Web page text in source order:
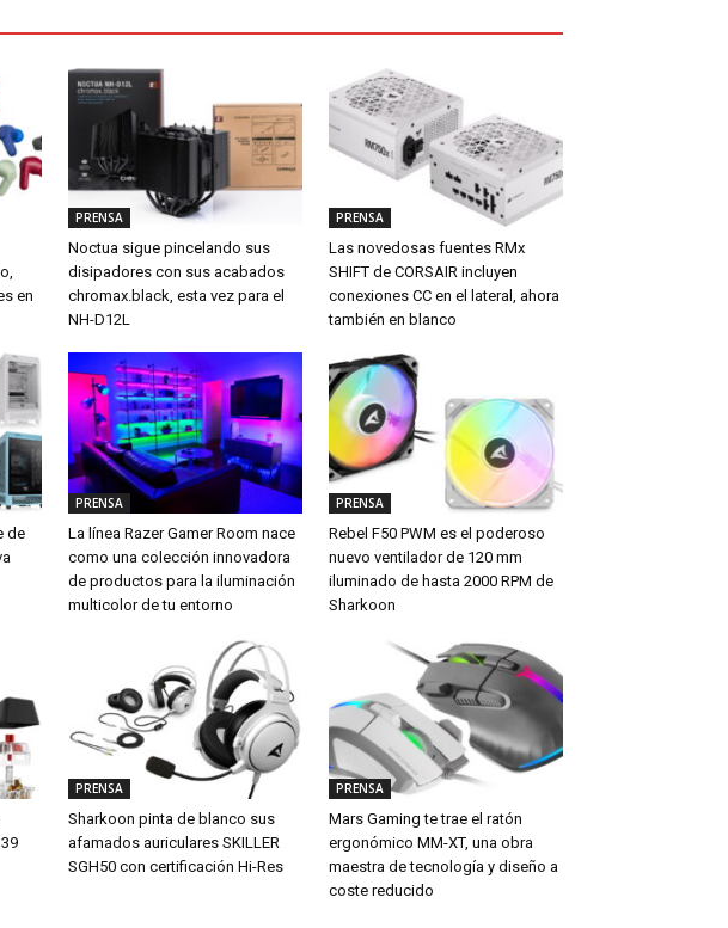
en
PRENSA
Noctua sigue pincelando sus
disipadores con sus acabados
chromax.black, esta vez para el
NH-D12L
PRENSA
Las novedosas fuentes RMx
SHIFT de CORSAIR incluyen
conexiones CC en el lateral, ahora
también en blanco
de
PRENSA
La línea Razer Gamer Room nace
como una colección innovadora
de productos para la iluminación
multicolor de tu entorno
PRENSA
Rebel F50 PWM es el poderoso
nuevo ventilador de 120 mm
iluminado de hasta 2000 RPM de
Sharkoon
PRENSA
Sharkoon pinta de blanco sus
afamados auriculares SKILLER
SGH50 con certificación Hi-Res
PRENSA
Mars Gaming te trae el ratón
ergonómico MM-XT, una obra
maestra de tecnología y diseño a
coste reducido